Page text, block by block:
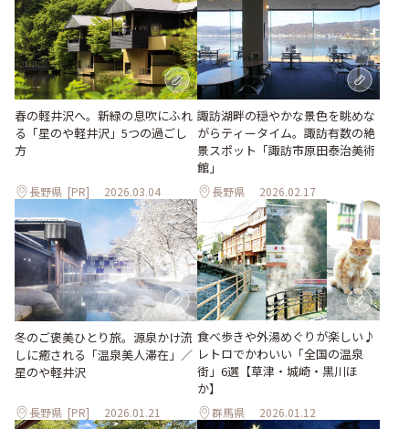
春の軽井沢へ。新緑の息吹にふれ
る「星のや軽井沢」5つの過ごし
方
長野県 [PR] 2026.03.04
諏訪湖畔の穏やかな景色を眺めな
がらティータイム。諏訪有数の絶
景スポット「諏訪市原田泰治美術
館」
長野県 2026.02.17
冬のご褒美ひとり旅。源泉かけ流
しに癒される「温泉美人滞在」／
星のや軽井沢
長野県 [PR] 2026.01.21
食べ歩きや外湯めぐりが楽しい♪
レトロでかわいい「全国の温泉
街」6選【草津・城崎・黒川ほ
か】
群馬県 2026.01.12